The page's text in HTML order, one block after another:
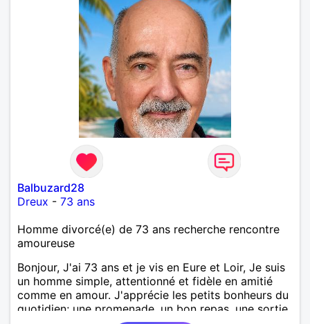
Balbuzard28
Dreux - 73 ans
Homme divorcé(e) de 73 ans recherche rencontre
amoureuse
Bonjour, J'ai 73 ans et je vis en Eure et Loir, Je suis
un homme simple, attentionné et fidèle en amitié
comme en amour. J'apprécie les petits bonheurs du
quotidien; une promenade, un bon repas, une sortie,